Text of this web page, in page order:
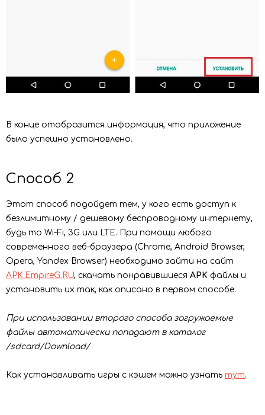
В конце отобразится информация, что приложение
было успешно установлено.
Способ 2
Этот способ подойдет тем, у кого есть доступ к
безлимитному / дешевому беспроводному интернету,
будь то Wi-Fi, 3G или LTE. При помощи любого
современного веб-браузера (Chrome, Android Browser,
Opera, Yandex Browser) необходимо зайти на сайт
APK.EmpireG.RU, скачать понравившиеся APK файлы и
установить их так, как описано в первом способе.
При использовании второго способа загружаемые
файлы автоматически попадают в каталог
/sdcard/Download/
Как устанавливать игры с кэшем можно узнать тут.